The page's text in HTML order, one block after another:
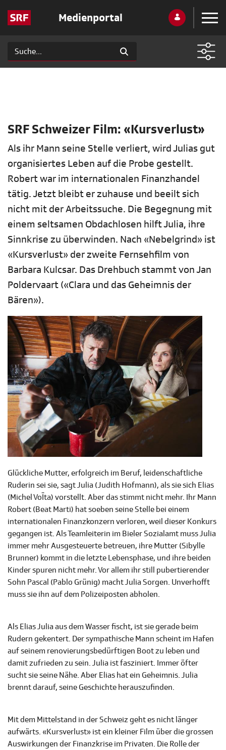
Medienportal
SRF Schweizer Film: «Kursverlust»
Als ihr Mann seine Stelle verliert, wird Julias gut
organisiertes Leben auf die Probe gestellt.
Robert war im internationalen Finanzhandel
tätig. Jetzt bleibt er zuhause und beeilt sich
nicht mit der Arbeitssuche. Die Begegnung mit
einem seltsamen Obdachlosen hilft Julia, ihre
Sinnkrise zu überwinden. Nach «Nebelgrind» ist
«Kursverlust» der zweite Fernsehfilm von
Barbara Kulcsar. Das Drehbuch stammt von Jan
Poldervaart («Clara und das Geheimnis der
Bären»).
Glückliche Mutter, erfolgreich im Beruf, leidenschaftliche
Ruderin sei sie, sagt Julia (Judith Hofmann), als sie sich Elias
(Michel VoÏta) vorstellt. Aber das stimmt nicht mehr. Ihr Mann
Robert (Beat Marti) hat soeben seine Stelle bei einem
internationalen Finanzkonzern verloren, weil dieser Konkurs
gegangen ist. Als Teamleiterin im Bieler Sozialamt muss Julia
immer mehr Ausgesteuerte betreuen, ihre Mutter (Sibylle
Brunner) kommt in die letzte Lebensphase, und ihre beiden
Kinder spuren nicht mehr. Vor allem ihr still pubertierender
Sohn Pascal (Pablo Grünig) macht Julia Sorgen. Unverhofft
muss sie ihn auf dem Polizeiposten abholen.
Als Elias Julia aus dem Wasser fischt, ist sie gerade beim
Rudern gekentert. Der sympathische Mann scheint im Hafen
auf seinem renovierungsbedürftigen Boot zu leben und
damit zufrieden zu sein. Julia ist fasziniert. Immer öfter
sucht sie seine Nähe. Aber Elias hat ein Geheimnis. Julia
brennt darauf, seine Geschichte herauszufinden.
Mit dem Mittelstand in der Schweiz geht es nicht länger
aufwärts. «Kursverlust» ist ein kleiner Film über die grossen
Auswirkungen der Finanzkrise im Privaten. Die Rolle der